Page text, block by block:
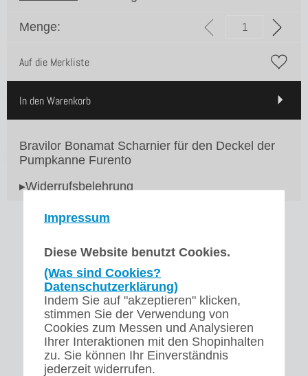
Impressum
Diese Website benutzt Cookies.
(Was sind Cookies?
Datenschutzerklärung)
Indem Sie auf "akzeptieren" klicken,
stimmen Sie der Verwendung von
Cookies zum Messen und Analysieren
Ihrer Interaktionen mit den Shopinhalten
zu. Sie können Ihr Einverständnis
jederzeit widerrufen.
Menge:
Auf die Merkliste
In den Warenkorb
Bravilor Bonamat Scharnier für den Deckel der
Pumpkanne Furento
▸Widerrufsbelehrung